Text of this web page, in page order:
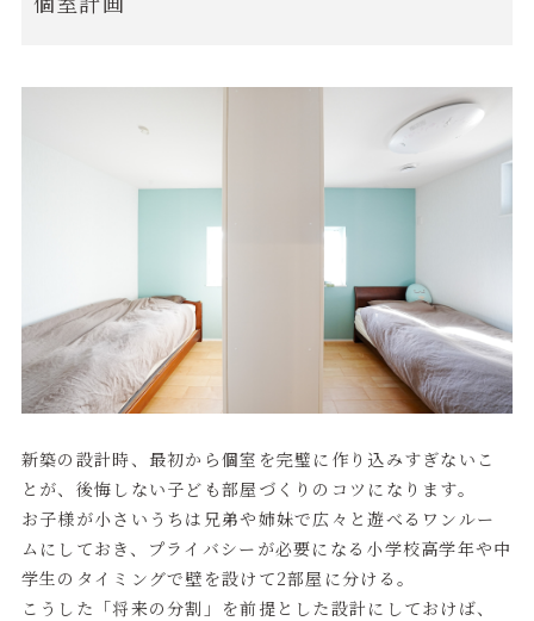
新築の設計時、最初から個室を完璧に作り込みすぎないこ
とが、後悔しない子ども部屋づくりのコツになります。
お子様が小さいうちは兄弟や姉妹で広々と遊べるワンルー
ムにしておき、プライバシーが必要になる小学校高学年や中
学生のタイミングで壁を設けて2部屋に分ける。
こうした「将来の分割」を前提とした設計にしておけば、